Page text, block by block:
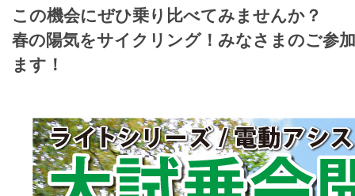
この機会にぜひ乗り比べてみませんか？
春の陽気をサイクリング！みなさまのご参
ます！